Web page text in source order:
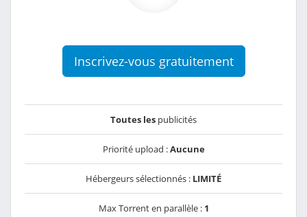
Inscrivez-vous gratuitement
Toutes les publicités
Priorité upload :Aucune
Hébergeurs sélectionnés : LIMITÉ
Max Torrent en parallèle : 1